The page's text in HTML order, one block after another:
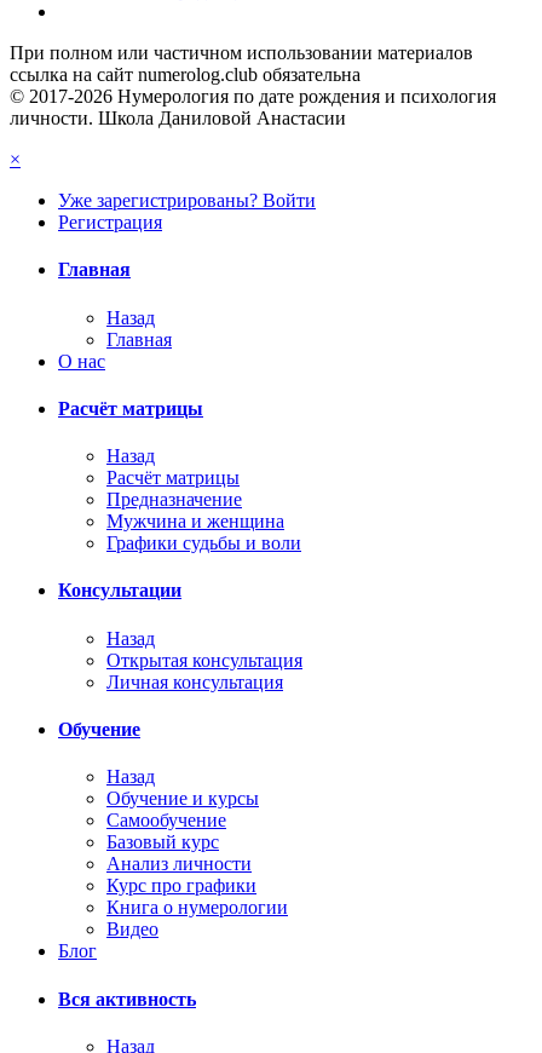
При полном или частичном использовании материалов
ссылка на сайт numerolog.club обязательна
© 2017-2026 Нумерология по дате рождения и психология
личности. Школа Даниловой Анастасии
×
Уже зарегистрированы? Войти
Регистрация
Главная
Назад
Главная
О нас
Расчёт матрицы
Назад
Расчёт матрицы
Предназначение
Мужчина и женщина
Графики судьбы и воли
Консультации
Назад
Открытая консультация
Личная консультация
Обучение
Назад
Обучение и курсы
Самообучение
Базовый курс
Анализ личности
Курс про графики
Книга о нумерологии
Видео
Блог
Вся активность
Назад